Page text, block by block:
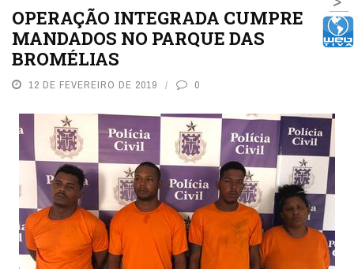
OPERAÇÃO INTEGRADA CUMPRE
MANDADOS NO PARQUE DAS
BROMÉLIAS
12 DE FEVEREIRO DE 2019 0